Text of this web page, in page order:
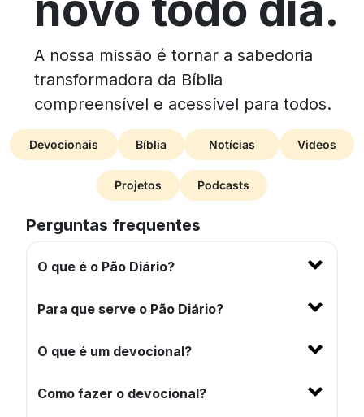
A nossa missão é tornar a sabedoria
transformadora da Bíblia
compreensível e acessível para todos.
Devocionais Bíblia Notícias Videos
Projetos Podcasts
Perguntas frequentes
O que é o Pão Diário?
Para que serve o Pão Diário?
O que é um devocional?
Como fazer o devocional?